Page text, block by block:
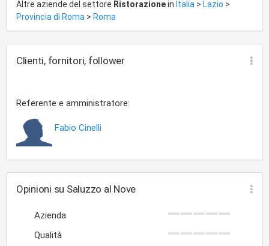
Nuove forme anche nei piatti pur rimanendo saldamente
ancorati ai principi fondamentali della tradizione ovvero
qualità assoluta, territorialità e stagionalità. In un ambiente e
in un’atmosfera unica potrete trascorrere piacevoli pranzi e
cene in compagnia della famiglia e degli amici, gustando
Altre aziende del settore Ristorazionein Italia > Lazio >
Provincia di Roma > Roma
Clienti, fornitori, follower
Referente e amministratore:
Fabio Cinelli
Opinioni su Saluzzo al Nove
Azienda
Qualità